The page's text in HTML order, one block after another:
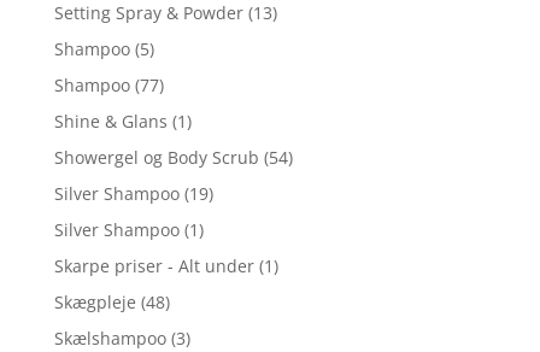
Setting Spray & Powder (13)
Shampoo (5)
Shampoo (77)
Shine & Glans (1)
Showergel og Body Scrub (54)
Silver Shampoo (19)
Silver Shampoo (1)
Skarpe priser - Alt under (1)
Skægpleje (48)
Skælshampoo (3)